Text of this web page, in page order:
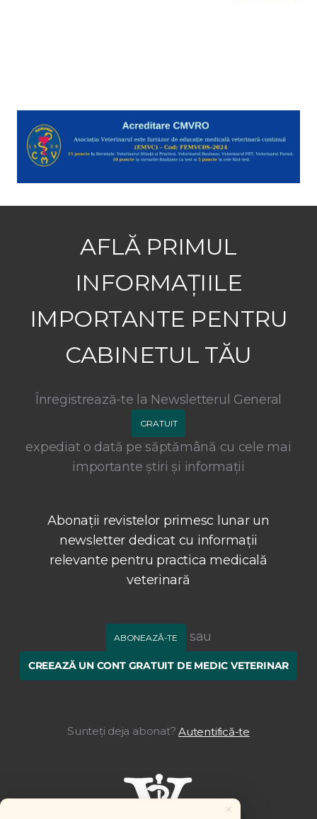
AFLĂ PRIMUL
INFORMAȚIILE
IMPORTANTE PENTRU
CABINETUL TĂU
Înregistrează-te la Newsletterul General
GRATUIT
expediat o dată pe săptămână cu cele mai
importante știri și informații
Abonații revistelor primesc lunar un
newsletter dedicat cu informații
relevante pentru practica medicală
veterinară
ABONEAZĂ-TE sau
CREEAZĂ UN CONT GRATUIT DE MEDIC VETERINAR
Sunteți deja abonat? Autentifică-te
×